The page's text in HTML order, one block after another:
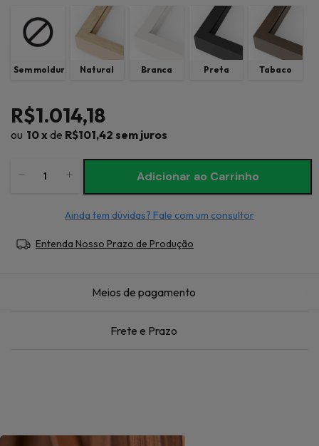
Sem moldura Natural Branca Preta Tabaco
R$1.014,18
10x de R$101,42 sem juros
Ainda tem dúvidas? Fale com um consultor
Entenda Nosso Prazo de Produção
Meios de pagamento
Frete e Prazo